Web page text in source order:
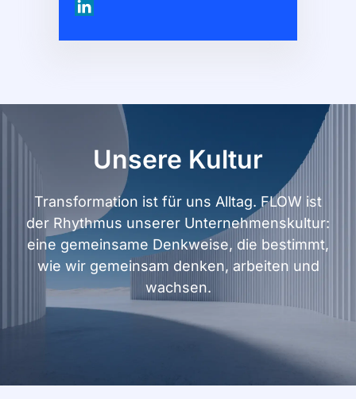
Unsere Kultur
Transformation ist für uns Alltag. FLOW ist
der Rhythmus unserer Unternehmenskultur:
eine gemeinsame Denkweise, die bestimmt,
wie wir gemeinsam denken, arbeiten und
wachsen.